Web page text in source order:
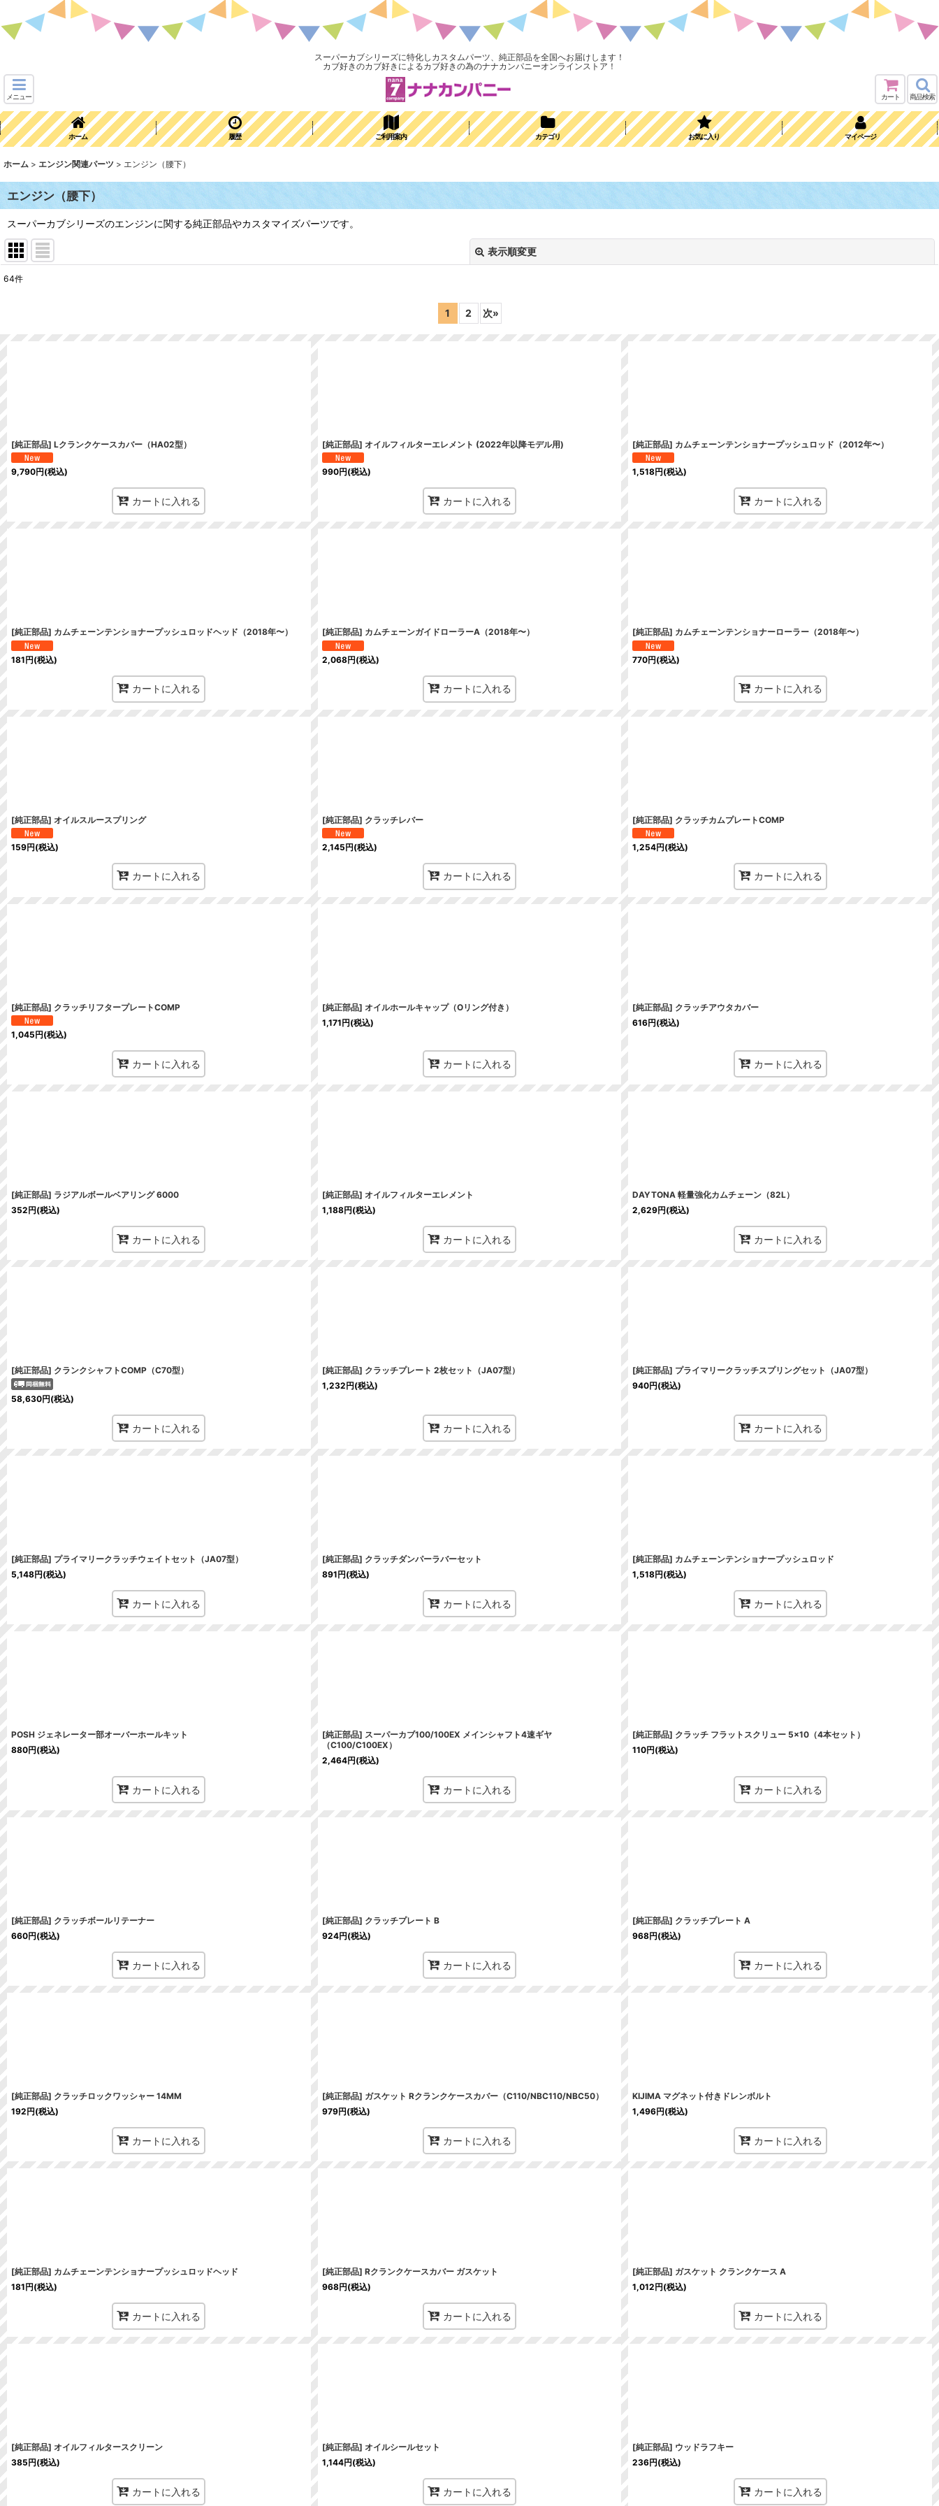
スーパーカブシリーズに特化しカスタムパーツ、純正部品を全国へお届けします！
カブ好きのカブ好きによるカブ好きの為のナナカンパニーオンラインストア！
メニュー カート 商品検索
ホーム 履歴 ご利用案内 カテゴリ お気に入り マイページ
ホーム > エンジン関連パーツ > エンジン（腰下）
エンジン（腰下）
スーパーカブシリーズのエンジンに関する純正部品やカスタマイズパーツです。
表示順変更
64件
1 2 次»
[純正部品] Lクランクケースカバー（HA02型）
9,790円(税込)
カートに入れる
[純正部品] オイルフィルターエレメント (2022年以降モデル用)
990円(税込)
カートに入れる
[純正部品] カムチェーンテンショナープッシュロッド（2012年〜）
1,518円(税込)
カートに入れる
[純正部品] カムチェーンテンショナープッシュロッドヘッド（2018年〜）
181円(税込)
カートに入れる
[純正部品] カムチェーンガイドローラーA（2018年〜）
2,068円(税込)
カートに入れる
[純正部品] カムチェーンテンショナーローラー（2018年〜）
770円(税込)
カートに入れる
[純正部品] オイルスルースプリング
159円(税込)
カートに入れる
[純正部品] クラッチレバー
2,145円(税込)
カートに入れる
[純正部品] クラッチカムプレートCOMP
1,254円(税込)
カートに入れる
[純正部品] クラッチリフタープレートCOMP
1,045円(税込)
カートに入れる
[純正部品] オイルホールキャップ（Oリング付き）
1,171円(税込)
カートに入れる
[純正部品] クラッチアウタカバー
616円(税込)
カートに入れる
[純正部品] ラジアルボールベアリング 6000
352円(税込)
カートに入れる
[純正部品] オイルフィルターエレメント
1,188円(税込)
カートに入れる
DAYTONA 軽量強化カムチェーン（82L）
2,629円(税込)
カートに入れる
[純正部品] クランクシャフトCOMP（C70型）
58,630円(税込)
カートに入れる
[純正部品] クラッチプレート 2枚セット（JA07型）
1,232円(税込)
カートに入れる
[純正部品] プライマリークラッチスプリングセット（JA07型）
940円(税込)
カートに入れる
[純正部品] プライマリークラッチウェイトセット（JA07型）
5,148円(税込)
カートに入れる
[純正部品] クラッチダンパーラバーセット
891円(税込)
カートに入れる
[純正部品] カムチェーンテンショナープッシュロッド
1,518円(税込)
カートに入れる
POSH ジェネレーター部オーバーホールキット
880円(税込)
カートに入れる
[純正部品] スーパーカブ100/100EX メインシャフト4速ギヤ
（C100/C100EX）
2,464円(税込)
カートに入れる
[純正部品] クラッチ フラットスクリュー 5×10（4本セット）
110円(税込)
カートに入れる
[純正部品] クラッチボールリテーナー
660円(税込)
カートに入れる
[純正部品] クラッチプレート B
924円(税込)
カートに入れる
[純正部品] クラッチプレート A
968円(税込)
カートに入れる
[純正部品] クラッチロックワッシャー 14MM
192円(税込)
カートに入れる
[純正部品] ガスケット Rクランクケースカバー（C110/NBC110/NBC50）
979円(税込)
カートに入れる
KIJIMA マグネット付きドレンボルト
1,496円(税込)
カートに入れる
[純正部品] カムチェーンテンショナープッシュロッドヘッド
181円(税込)
カートに入れる
[純正部品] Rクランクケースカバー ガスケット
968円(税込)
カートに入れる
[純正部品] ガスケット クランクケース A
1,012円(税込)
カートに入れる
[純正部品] オイルフィルタースクリーン
385円(税込)
カートに入れる
[純正部品] オイルシールセット
1,144円(税込)
カートに入れる
[純正部品] ウッドラフキー
236円(税込)
カートに入れる